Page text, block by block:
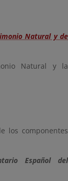
Natural y de
Natural y la
los componentes
Español del